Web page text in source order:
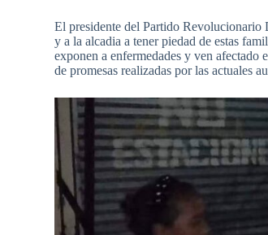
El presidente del Partido Revolucionario
y a la alcadia a tener piedad de estas
exponen a enfermedades y ven
de promesas realizadas por las actuales